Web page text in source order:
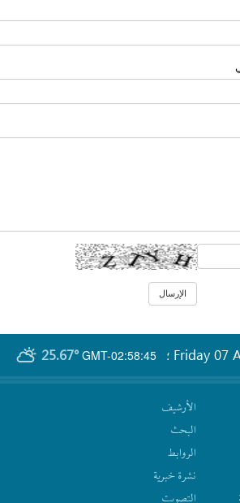
GMT-02:58:45
25.67° Friday 07 ؛
الأرشیف
البحث
الروابط
نشرة‌ خبریة